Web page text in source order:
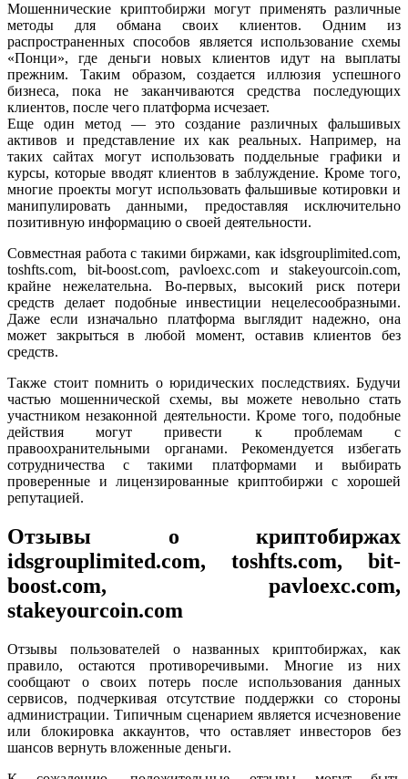
Мошеннические криптобиржи могут применять различные
методы для обмана своих клиентов. Одним из
распространенных способов является использование схемы
«Понци», где деньги новых клиентов идут на выплаты
прежним. Таким образом, создается иллюзия успешного
бизнеса, пока не заканчиваются средства последующих
клиентов, после чего платформа исчезает.
Еще один метод — это создание различных фальшивых
активов и представление их как реальных. Например, на
таких сайтах могут использовать поддельные графики и
курсы, которые вводят клиентов в заблуждение. Кроме того,
многие проекты могут использовать фальшивые котировки и
манипулировать данными, предоставляя исключительно
позитивную информацию о своей деятельности.
Совместная работа с такими биржами, как idsgrouplimited.com,
toshfts.com, bit-boost.com, pavloexc.com и stakeyourcoin.com,
крайне нежелательна. Во-первых, высокий риск потери
средств делает подобные инвестиции нецелесообразными.
Даже если изначально платформа выглядит надежно, она
может закрыться в любой момент, оставив клиентов без
средств.
Также стоит помнить о юридических последствиях. Будучи
частью мошеннической схемы, вы можете невольно стать
участником незаконной деятельности. Кроме того, подобные
действия могут привести к проблемам с
правоохранительными органами. Рекомендуется избегать
сотрудничества с такими платформами и выбирать
проверенные и лицензированные криптобиржи с хорошей
репутацией.
Отзывы о криптобиржах
idsgrouplimited.com, toshfts.com, bit-
boost.com, pavloexc.com,
stakeyourcoin.com
Отзывы пользователей о названных криптобиржах, как
правило, остаются противоречивыми. Многие из них
сообщают о своих потерь после использования данных
сервисов, подчеркивая отсутствие поддержки со стороны
администрации. Типичным сценарием является исчезновение
или блокировка аккаунтов, что оставляет инвесторов без
шансов вернуть вложенные деньги.